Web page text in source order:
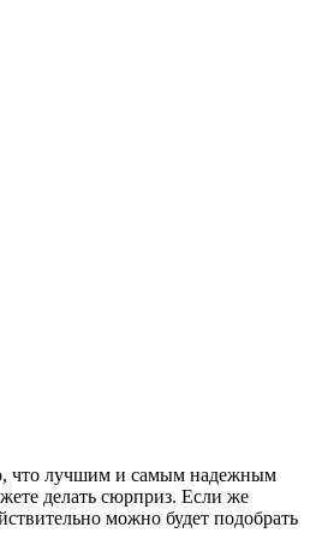
что лучшим и самым надежным
делать сюрприз. Если же
можно будет подобрать